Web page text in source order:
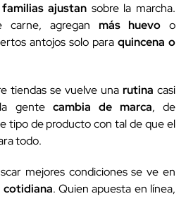
familias ajustan sobre la marcha.
carne, agregan más huevo o
antojos solo para quincena o
tiendas se vuelve una rutina casi
gente cambia de marca, de
tipo de producto con tal de que el
todo.
mejores condiciones se ve en
cotidiana. Quien apuesta en línea,